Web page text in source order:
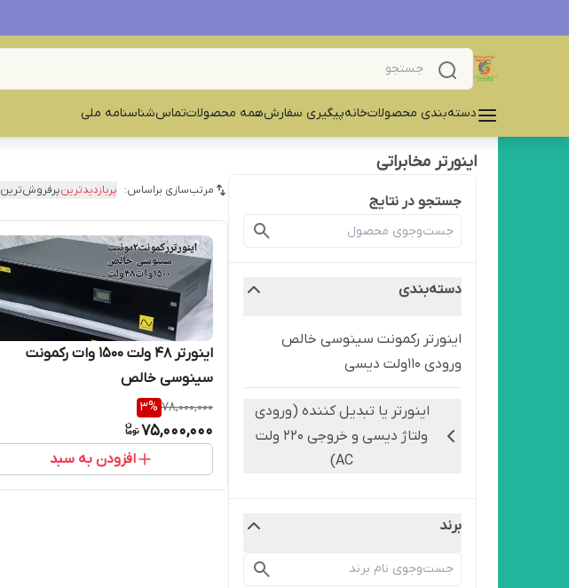
دسته‌بندی محصولاتخانهپیگیری سفارشهمه محصولاتتماس‌شناسنامه ملی
اینورتر مخابراتی
جستجو در نتایج
دسته‌بندی
اینورتر رکمونت سینوسی خالص
ورودی ۱۱۰ولت دیسی
اینورتر یا تبدیل کننده (ورودی
ولتاژ دیسی و خروجی 220 ولت
AC)
برند
مرتب‌سازی براساس: پربازدیدترینپرفروش‌ترین
اینورتر 48 ولت ۱۵۰۰ وات رکمونت
سینوسی خالص
78,000,000
3%
75,000,000
افزودن به سبد